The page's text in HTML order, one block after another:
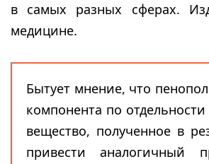
в самых разных сферах.
медицине.
Бытует мнение, что
компонента по
вещество, полученное в
привести